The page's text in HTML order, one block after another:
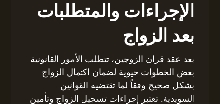
الإجراءات والمتطلبات
بعد الزواج
بعد عقد قران الزوجين، تتطلب الأمور القانونية
بعض الخطوات حيوية لضمان اكتمال الزواج
بشكل صحيح وفقاً لما تقتضيه القوانين
السويدية. تعتبر إجراءات تسجيل الزواج وتأمين